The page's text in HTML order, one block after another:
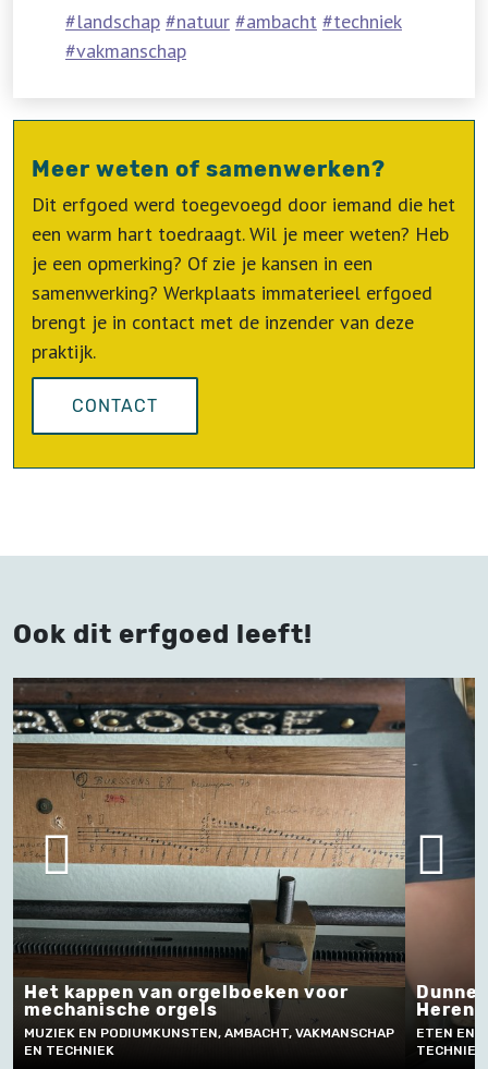
landschap natuur ambacht
techniek
vakmanschap
Meer weten of samenwerken?
Dit erfgoed werd toegevoegd door iemand die het
een warm hart toedraagt. Wil je meer weten? Heb
je een opmerking? Of zie je kansen in een
samenwerking? Werkplaats immaterieel erfgoed
brengt je in contact met de inzender van deze
praktijk.
CONTACT
Ook dit erfgoed leeft!
Dunne en dikke speculaas maken in
Herentals
ETEN EN DRINKEN, AMBACHT, VAKMANSCHAP EN
TECHNIEK
EN